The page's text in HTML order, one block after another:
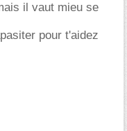
il vaut mieu se
pour t'aidez